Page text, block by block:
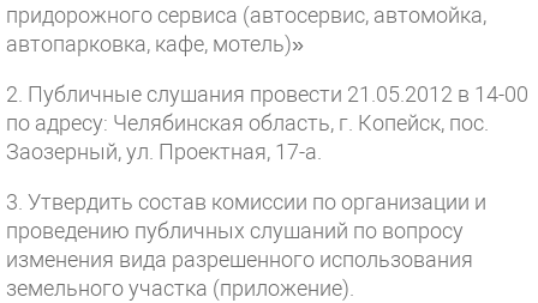
придорожного сервиса (автосервис, автомойка,
автопарковка, кафе, мотель)»
2. Публичные слушания провести 21.05.2012 в 14-00
по адресу: Челябинская область, г. Копейск, пос.
Заозерный, ул. Проектная, 17-а.
3. Утвердить состав комиссии по организации и
проведению публичных слушаний по вопросу
изменения вида разрешенного использования
земельного участка (приложение).